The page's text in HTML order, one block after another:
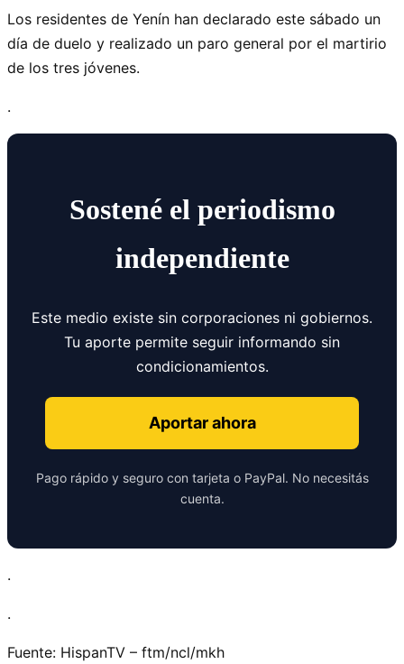
Los residentes de Yenín han declarado este sábado un
día de duelo y realizado un paro general por el martirio
de los tres jóvenes.
.
Sostené el periodismo
independiente
Este medio existe sin corporaciones ni gobiernos.
Tu aporte permite seguir informando sin
condicionamientos.
Aportar ahora
Pago rápido y seguro con tarjeta o PayPal. No necesitás
cuenta.
.
.
Fuente: HispanTV – ftm/ncl/mkh